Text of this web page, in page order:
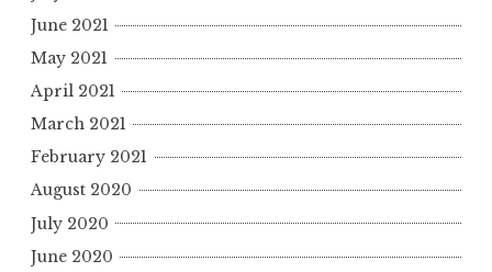
June 2021
May 2021
April 2021
March 2021
February 2021
August 2020
July 2020
June 2020